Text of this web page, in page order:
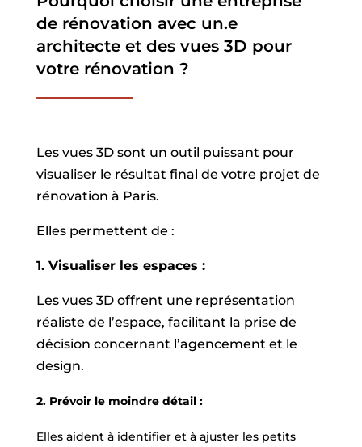
de rénovation avec un.e
architecte et des vues 3D pour
votre rénovation ?
Les vues 3D sont un outil puissant pour
visualiser le résultat final de votre projet de
rénovation à Paris.
Elles permettent de :
1. Visualiser les espaces :
Les vues 3D offrent une représentation
réaliste de l’espace, facilitant la prise de
décision concernant l’agencement et le
design.
2. Prévoir le moindre détail :
Elles aident à identifier et à ajuster les petits